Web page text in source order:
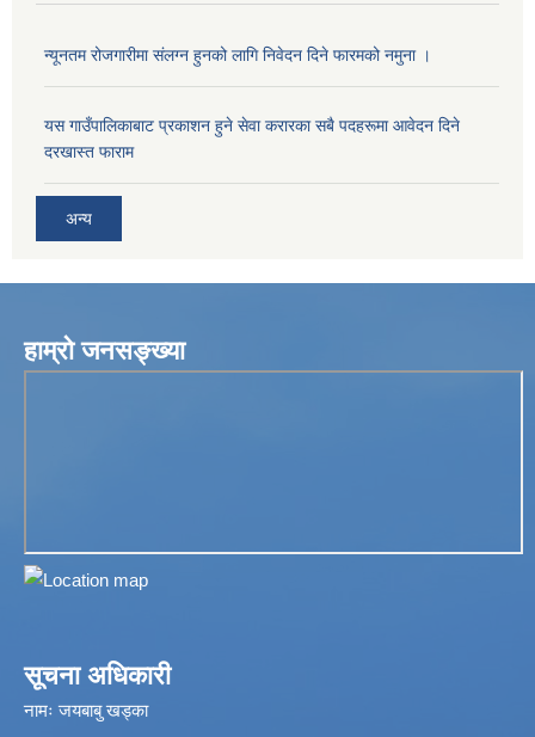
न्यूनतम रोजगारीमा संलग्न हुनको लागि निवेदन दिने फारमको नमुना ।
यस गाउँपालिकाबाट प्रकाशन हुने सेवा करारका सबै पदहरूमा आवेदन दिने
दरखास्त फाराम
अन्य
हाम्रो जनसङ्ख्या
सूचना अधिकारी
नामः जयबाबु खड्का